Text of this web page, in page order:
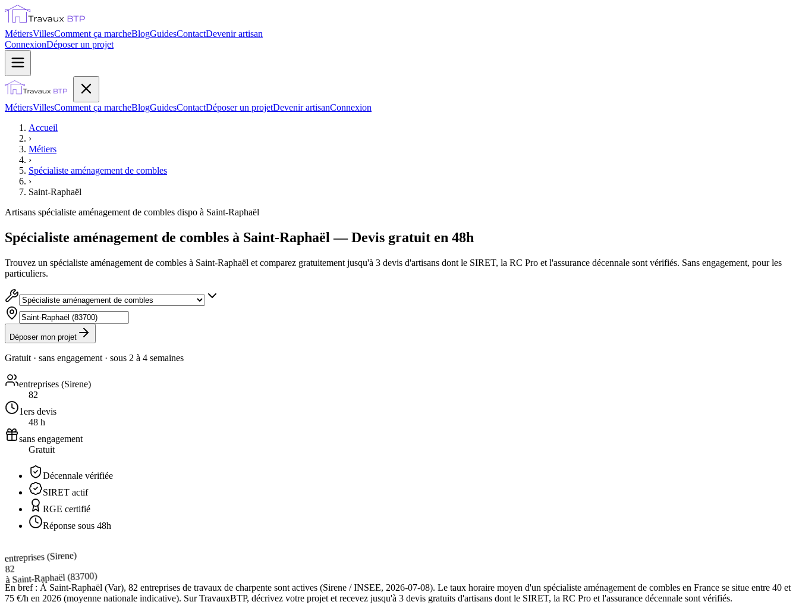
MétiersVillesComment ça marcheBlogGuidesContactDevenir artisan
ConnexionDéposer un projet
MétiersVillesComment ça marcheBlogGuidesContactDéposer un projetDevenir artisanConnexion
Accueil
›
Métiers
›
Spécialiste aménagement de combles
›
Saint-Raphaël
Artisans spécialiste aménagement de combles dispo à Saint-Raphaël
Spécialiste aménagement de combles à Saint-Raphaël — Devis gratuit en 48h
Trouvez un spécialiste aménagement de combles à Saint-Raphaël et comparez gratuitement jusqu'à 3 devis d'artisans dont le SIRET, la RC Pro et l'assurance décennale sont vérifiés. Sans engagement, pour les
particuliers.
Déposer mon projet
Gratuit · sans engagement · sous 2 à 4 semaines
entreprises (Sirene)
82
1ers devis
48 h
sans engagement
Gratuit
Décennale vérifiée
SIRET actif
RGE certifié
Réponse sous 48h
entreprises (Sirene)
82
à Saint-Raphaël(83700)
En bref : À Saint-Raphaël (Var), 82 entreprises de travaux de charpente sont actives (Sirene / INSEE, 2026-07-08). Le taux horaire moyen d'un spécialiste aménagement de combles en France se situe entre 40 et
75 €/h en 2026 (moyenne nationale indicative). Sur TravauxBTP, décrivez votre projet et recevez jusqu'à 3 devis gratuits d'artisans dont le SIRET, la RC Pro et l'assurance décennale sont vérifiés.